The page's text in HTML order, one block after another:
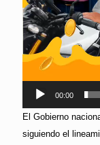
00:00
El Gobierno
siguiendo el